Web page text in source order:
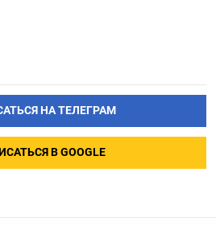
НА ТЕЛЕГРАМ
В GOOGLE